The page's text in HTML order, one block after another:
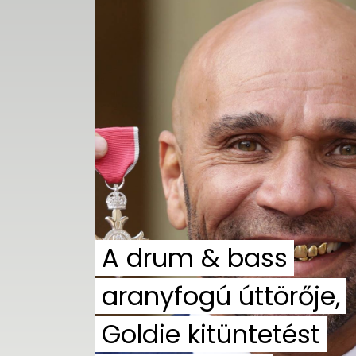
A drum & bass
aranyfogú úttörője,
Goldie kitüntetést